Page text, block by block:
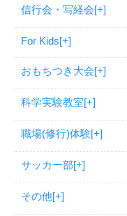
信行会・写経会[+]
For Kids[+]
おもちつき大会[+]
科学実験教室[+]
職場(修行)体験[+]
サッカー部[+]
その他[+]